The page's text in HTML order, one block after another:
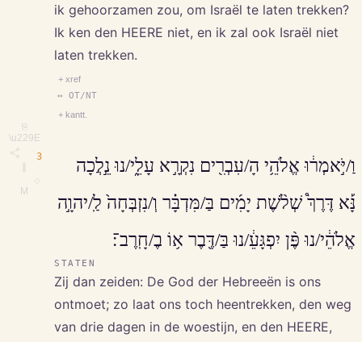
⎘
\u229E
M
ik gehoorzamen zou, om Israël te laten trekken?
Ik ken den HEERE niet, en ik zal ook Israël niet
laten trekken.
+ xref
↔ OT/NT
+ kantt.
3
וַ/יֹּ֣אמְר֔וּ אֱלֹהֵ֥י הָ/עִבְרִ֖ים נִקְרָ֣א עָלֵ֑י/נוּ נֵ֣לֲכָה
נָּ֡א דֶּרֶךְ֩ שְׁלֹ֨שֶׁת יָמִ֜ים בַּ/מִּדְבָּ֗ר וְ/נִזְבְּחָה֙ לַֽ/יהוָ֣ה
אֱלֹהֵ֔י/נוּ פֶּ֨ן יִפְגָּעֵ֔/נוּ בַּ/דֶּ֖בֶר א֥וֹ בֶ/חָֽרֶב־׃
STATEN
Zij dan zeiden: De God der Hebreeën is ons
ontmoet; zo laat ons toch heentrekken, den weg
van drie dagen in de woestijn, en den HEERE,